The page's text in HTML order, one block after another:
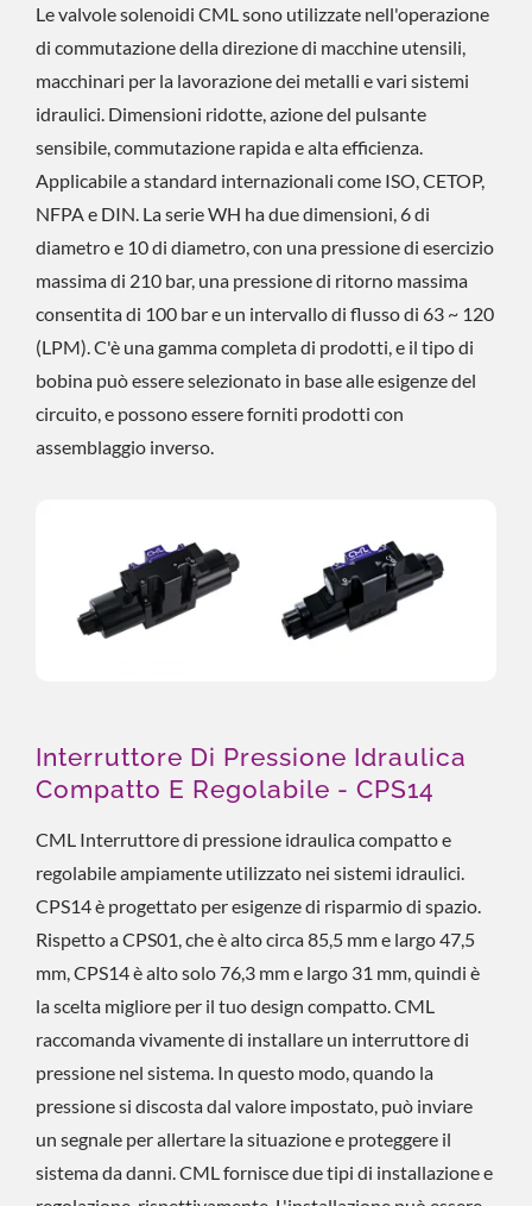
Le valvole solenoidi CML sono utilizzate nell'operazione
di commutazione della direzione di macchine utensili,
macchinari per la lavorazione dei metalli e vari sistemi
idraulici. Dimensioni ridotte, azione del pulsante
sensibile, commutazione rapida e alta efficienza.
Applicabile a standard internazionali come ISO, CETOP,
NFPA e DIN. La serie WH ha due dimensioni, 6 di
diametro e 10 di diametro, con una pressione di esercizio
massima di 210 bar, una pressione di ritorno massima
consentita di 100 bar e un intervallo di flusso di 63 ~ 120
(LPM). C'è una gamma completa di prodotti, e il tipo di
bobina può essere selezionato in base alle esigenze del
circuito, e possono essere forniti prodotti con
assemblaggio inverso.
Interruttore Di Pressione Idraulica
Compatto E Regolabile - CPS14
CML Interruttore di pressione idraulica compatto e
regolabile ampiamente utilizzato nei sistemi idraulici.
CPS14 è progettato per esigenze di risparmio di spazio.
Rispetto a CPS01, che è alto circa 85,5 mm e largo 47,5
mm, CPS14 è alto solo 76,3 mm e largo 31 mm, quindi è
la scelta migliore per il tuo design compatto. CML
raccomanda vivamente di installare un interruttore di
pressione nel sistema. In questo modo, quando la
pressione si discosta dal valore impostato, può inviare
un segnale per allertare la situazione e proteggere il
sistema da danni. CML fornisce due tipi di installazione e